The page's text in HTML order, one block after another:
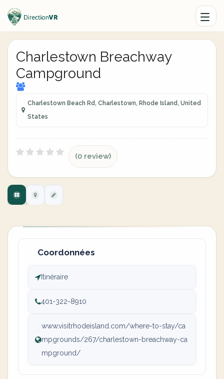
Charlestown Breachway
Campground
Charlestown Beach Rd, Charlestown, Rhode Island, United
States
(0 review)
Coordonnées
Itinéraire
401-322-8910
www.visitrhodeisland.com/where-to-stay/ca
mpgrounds/267/charlestown-breachway-ca
mpground/